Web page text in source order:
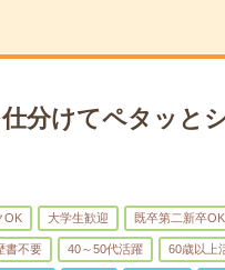
分けてペタッと
OK 大学生歓迎 既卒第二新卒OK
書不要 40～50代活躍 60歳以上